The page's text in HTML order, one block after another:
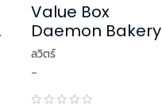
Value Box
Daemon Bakery
ลวิตร์
-